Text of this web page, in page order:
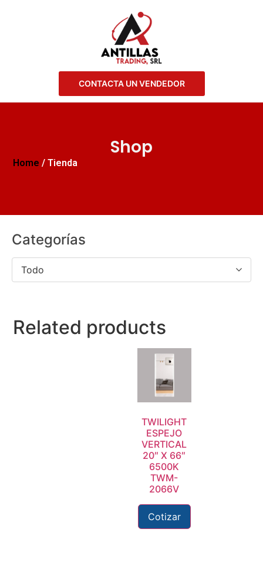
CONTACTA UN VENDEDOR
Shop
Home / Tienda
Categorías
Todo
Related products
TWILIGHT
ESPEJO
VERTICAL
20″ X 66″
6500K
TWM-
2066V
Cotizar